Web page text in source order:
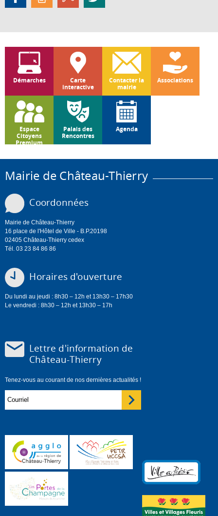
Démarches
Carte
interactive
Contacter la
mairie
Associations
Espace
Citoyens
Premium
Palais des
Rencontres
Agenda
Mairie de Château-Thierry
Coordonnées
Mairie de Château-Thierry
16 place de l'Hôtel de Ville - B.P.20198
02405 Château-Thierry cedex
Tél. 03 23 84 86 86
Horaires d'ouverture
Du lundi au jeudi : 8h30 – 12h et 13h30 – 17h30
Le vendredi : 8h30 – 12h et 13h30 – 17h
Lettre d'information de
Château-Thierry
Tenez-vous au courant de nos dernières actualités !